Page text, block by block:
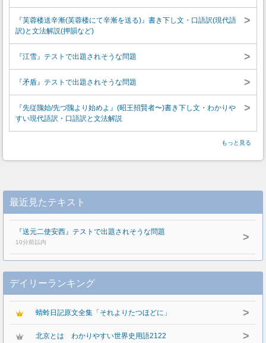
『芙蓉楼送辛漸(芙蓉楼にて辛漸を送る)』書き下し文・口語訳(現代語
訳)と文法解説(押韻など)
>
『江雪』テストで出題されそうな問題 >
『矛盾』テストで出題されそうな問題 >
『先従隗始/先づ隗より始めよ』(昭王招賢者〜)書き下し文・わかりや
すい現代語訳・口語訳と文法解説
>
もっと見る
最近見たテキスト
『送元二使安西』テストで出題されそうな問題
10分前以内 >
デイリーランキング
蜻蛉日記原文全集「それよりたつほどに」 >
北京とは わかりやすい世界史用語2122 >